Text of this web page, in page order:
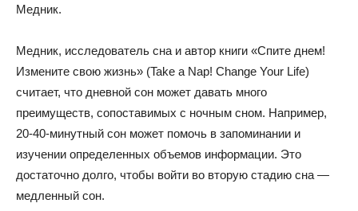
Медник.
Медник, исследователь сна и автор книги «Спите днем!
Измените свою жизнь» (Take a Nap! Change Your Life)
считает, что дневной сон может давать много
преимуществ, сопоставимых с ночным сном. Например,
20-40-минутный сон может помочь в запоминании и
изучении определенных объемов информации. Это
достаточно долго, чтобы войти во вторую стадию сна —
медленный сон.